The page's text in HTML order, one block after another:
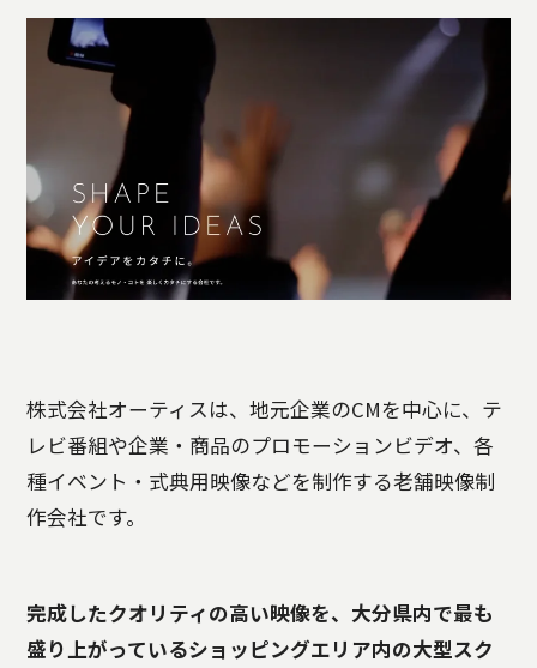
株式会社オーティスは、地元企業のCMを中心に、テ
レビ番組や企業・商品のプロモーションビデオ、各
種イベント・式典用映像などを制作する老舗映像制
作会社です。
完成したクオリティの高い映像を、大分県内で最も
盛り上がっているショッピングエリア内の大型スク